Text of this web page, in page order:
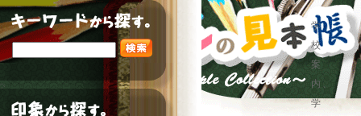
学
校
案
内、
学